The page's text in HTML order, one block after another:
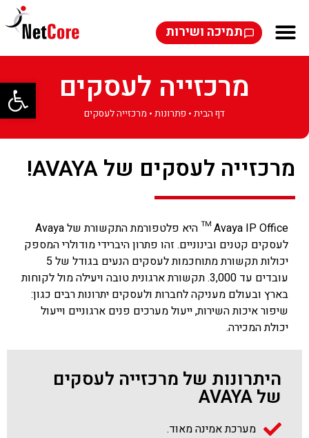
פתח
תמיכה ושירות
מרכזייה לעסקים
דף הבית • פתרונות • מרכזייה לעסקים
מרכזייה לעסקים של AVAYA!
Avaya IP Office ™ היא פלטפורמת התקשורת של Avaya
לעסקים קטנים ובינוניים. זהו פתרון היברידי מודולרי המספק
יכולות תקשורת מתוחכמות לעסקים הנעים בגודל של 5
עובדים עד 3,000. תקשורת ארגונית טובה ויעילה מול לקוחות
בארץ ובעולם מעניקה לחברות ולעסקים יתרונות רבים כגון:
שיפור איכות השירות, ייעול מערכים פנים ארגוניים וייעול
יכולת המכירה.
היתרונות של מרכזייה לעסקים
של AVAYA
מערכת אמינה מאוד.